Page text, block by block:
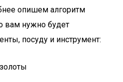
опишем алгоритм
вам нужно будет
посуду и инструмент: